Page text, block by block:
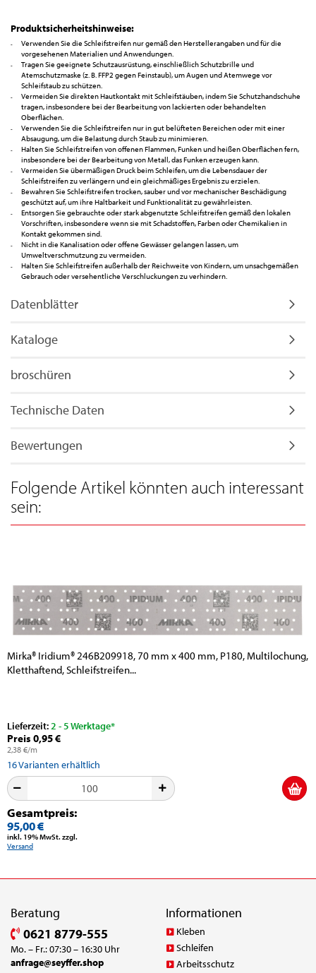
Produktsicherheitshinweise:
Verwenden Sie die Schleifstreifen nur gemäß den Herstellerangaben und für die
vorgesehenen Materialien und Anwendungen.
Tragen Sie geeignete Schutzausrüstung, einschließlich Schutzbrille und
Atemschutzmaske (z. B. FFP2 gegen Feinstaub), um Augen und Atemwege vor
Schleifstaub zu schützen.
Vermeiden Sie direkten Hautkontakt mit Schleifstäuben, indem Sie Schutzhandschuhe
tragen, insbesondere bei der Bearbeitung von lackierten oder behandelten
Oberflächen.
Verwenden Sie die Schleifstreifen nur in gut belüfteten Bereichen oder mit einer
Absaugung, um die Belastung durch Staub zu minimieren.
Halten Sie Schleifstreifen von offenen Flammen, Funken und heißen Oberflächen fern,
insbesondere bei der Bearbeitung von Metall, das Funken erzeugen kann.
Vermeiden Sie übermäßigen Druck beim Schleifen, um die Lebensdauer der
Schleifstreifen zu verlängern und ein gleichmäßiges Ergebnis zu erzielen.
Bewahren Sie Schleifstreifen trocken, sauber und vor mechanischer Beschädigung
geschützt auf, um ihre Haltbarkeit und Funktionalität zu gewährleisten.
Entsorgen Sie gebrauchte oder stark abgenutzte Schleifstreifen gemäß den lokalen
Vorschriften, insbesondere wenn sie mit Schadstoffen, Farben oder Chemikalien in
Kontakt gekommen sind.
Nicht in die Kanalisation oder offene Gewässer gelangen lassen, um
Umweltverschmutzung zu vermeiden.
Halten Sie Schleifstreifen außerhalb der Reichweite von Kindern, um unsachgemäßen
Gebrauch oder versehentliche Verschluckungen zu verhindern.
Datenblätter
Kataloge
broschüren
Technische Daten
Bewertungen
Folgende Artikel könnten auch interessant
sein:
Mirka® Iridium® 246B209918, 70 mm x 400 mm, P180, Multilochung,
Kletthaftend, Schleifstreifen...
Lieferzeit:2 - 5 Werktage*
Preis 0,95 €
2,38 €/m
16Varianten erhältlich
Gesamtpreis:
95,00 €
inkl. 19% MwSt. zzgl.
Versand
Beratung
0621 8779-555
Mo. – Fr.: 07:30 – 16:30 Uhr
anfrage@seyffer.shop
Informationen
Kleben
Schleifen
Arbeitsschutz